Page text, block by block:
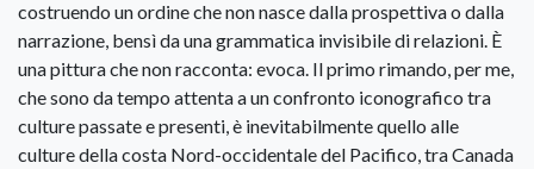
costruendo un ordine che non nasce dalla prospettiva o dalla
narrazione, bensì da una grammatica invisibile di relazioni. È
una pittura che non racconta: evoca. Il primo rimando, per me,
che sono da tempo attenta a un confronto iconografico tra
culture passate e presenti, è inevitabilmente quello alle
culture della costa Nord-occidentale del Pacifico, tra Canada